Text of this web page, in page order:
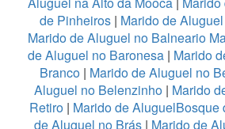
de Pinheiros| Marido de
Marido de Aluguel no Balneario
de Aluguel no Baronesa| Marido
Branco | Marido de Aluguel no
Aluguel no Belenzinho| Marido
Retiro | Marido de AluguelBosque
de Aluguel no Brás| Marido de